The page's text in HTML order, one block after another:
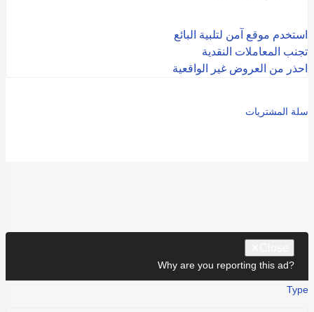
استخدم موقع آمن لتلبية البائع
تجنب المعاملات النقدية
احذر من العروض غير الواقعية
سلة المشتريات
Why are you reporting this ad?
Type